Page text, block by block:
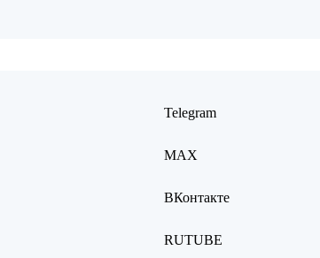
Telegram
MAX
ВКонтакте
RUTUBE